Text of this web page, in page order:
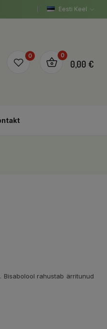
Eesti Keel
0 0
0,00 €
Bisabolool rahustab ärritunud